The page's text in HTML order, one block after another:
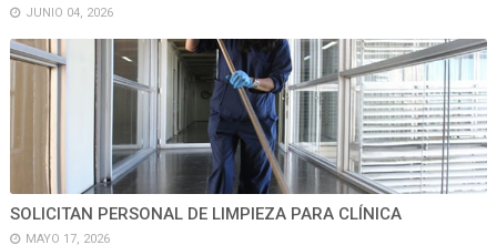
JUNIO 04, 2026
SOLICITAN PERSONAL DE LIMPIEZA PARA CLÍNICA
MAYO 17, 2026